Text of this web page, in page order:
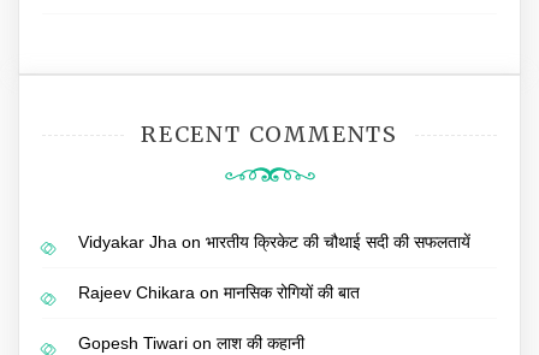
RECENT COMMENTS
Vidyakar Jha on भारतीय क्रिकेट की चौथाई सदी की सफलतायें
Rajeev Chikara on मानसिक रोगियों की बात
Gopesh Tiwari on लाश की कहानी